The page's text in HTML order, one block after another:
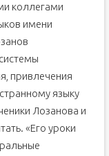
коллегами
имени
привлечения
языку
Лозанова и
«Его уроки